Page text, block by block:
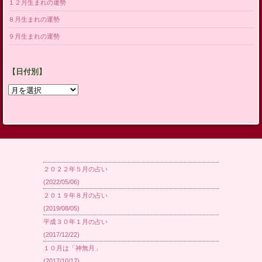
１２月生まれの運勢
８月生まれの運勢
９月生まれの運勢
【日付別】
【日
２０２２年５月の占い
(2022/05/06)
２０１９年８月の占い
(2019/08/05)
平成３０年１月の占い
(2017/12/22)
１０月は「神無月」
(2017/10/17)